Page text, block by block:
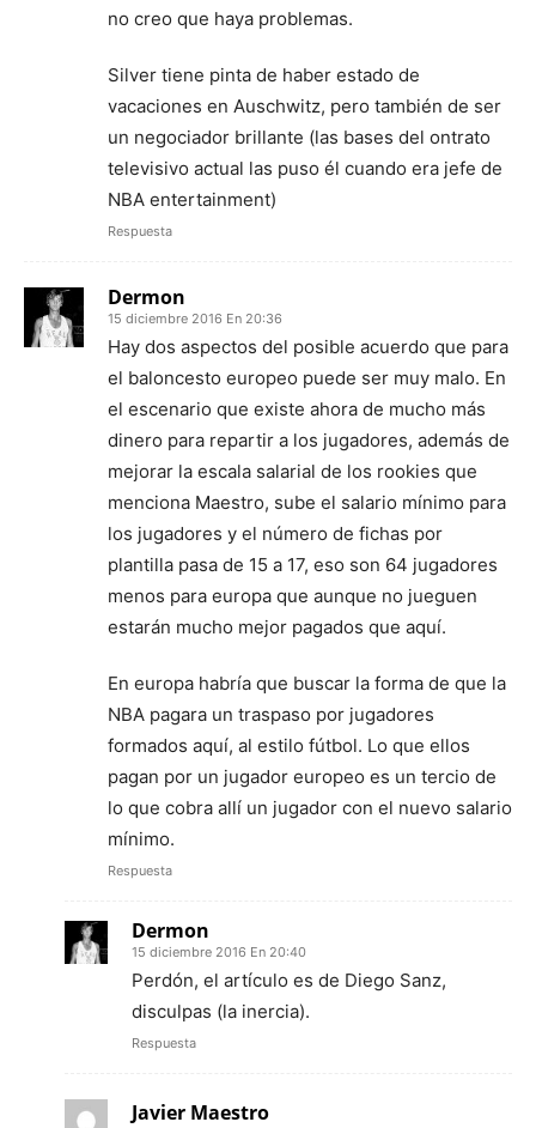
no creo que haya problemas.
Silver tiene pinta de haber estado de
vacaciones en Auschwitz, pero también de ser
un negociador brillante (las bases del ontrato
televisivo actual las puso él cuando era jefe de
NBA entertainment)
Respuesta
Dermon
15 diciembre 2016 En 20:36
Hay dos aspectos del posible acuerdo que para
el baloncesto europeo puede ser muy malo. En
el escenario que existe ahora de mucho más
dinero para repartir a los jugadores, además de
mejorar la escala salarial de los rookies que
menciona Maestro, sube el salario mínimo para
los jugadores y el número de fichas por
plantilla pasa de 15 a 17, eso son 64 jugadores
menos para europa que aunque no jueguen
estarán mucho mejor pagados que aquí.
En europa habría que buscar la forma de que la
NBA pagara un traspaso por jugadores
formados aquí, al estilo fútbol. Lo que ellos
pagan por un jugador europeo es un tercio de
lo que cobra allí un jugador con el nuevo salario
mínimo.
Respuesta
Dermon
15 diciembre 2016 En 20:40
Perdón, el artículo es de Diego Sanz,
disculpas (la inercia).
Respuesta
Javier Maestro